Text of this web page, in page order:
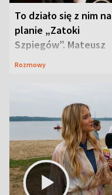
To działo się z nim na
planie „Zatoki
Szpiegów”. Mateusz
Janicki odsłonił
Rozmowy